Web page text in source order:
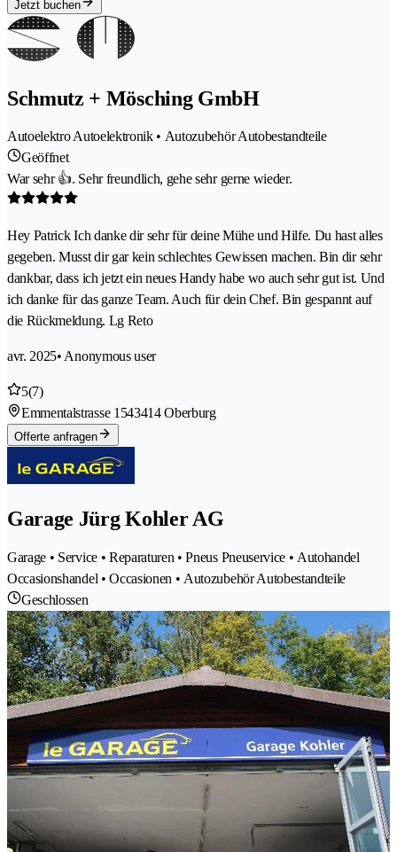
Jetzt buchen
Schmutz + Mösching GmbH
Autoelektro Autoelektronik • Autozubehör Autobestandteile
Geöffnet
War sehr 👍. Sehr freundlich, gehe sehr gerne wieder.
Hey Patrick Ich danke dir sehr für deine Mühe und Hilfe. Du hast alles
gegeben. Musst dir gar kein schlechtes Gewissen machen. Bin dir sehr
dankbar, dass ich jetzt ein neues Handy habe wo auch sehr gut ist. Und
ich danke für das ganze Team. Auch für dein Chef. Bin gespannt auf
die Rückmeldung. Lg Reto
avr. 2025• Anonymous user
5(7)
Emmentalstrasse 1543414 Oberburg
Offerte anfragen
Garage Jürg Kohler AG
Garage • Service • Reparaturen • Pneus Pneuservice • Autohandel
Occasionshandel • Occasionen • Autozubehör Autobestandteile
Geschlossen